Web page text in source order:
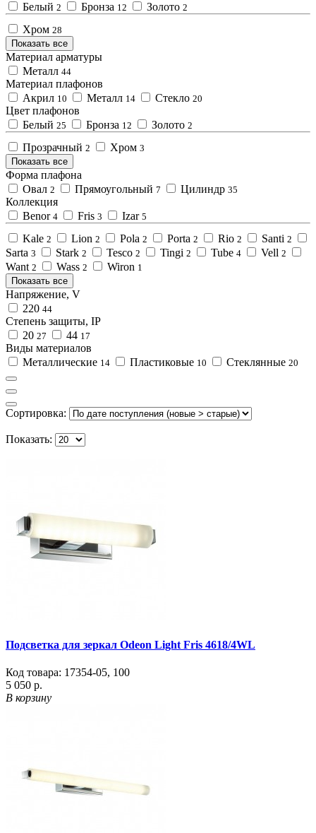
Белый 2 Бронза 12 Золото 2
Хром 28
Показать все
Материал арматуры
Металл 44
Материал плафонов
Акрил 10 Металл 14 Стекло 20
Цвет плафонов
Белый 25 Бронза 12 Золото 2
Прозрачный 2 Хром 3
Показать все
Форма плафона
Овал 2 Прямоугольный 7 Цилиндр 35
Коллекция
Benor 4 Fris 3 Izar 5
Kale 2 Lion 2 Pola 2 Porta 2 Rio 2 Santi 2
Sarta 3 Stark 2 Tesco 2 Tingi 2 Tube 4 Vell 2
Want 2 Wass 2 Wiron 1
Показать все
Напряжение, V
220 44
Степень защиты, IP
20 27 44 17
Виды материалов
Металлические 14 Пластиковые 10 Стеклянные 20
Сортировка:
Показать:
Подсветка для зеркал Odeon Light Fris 4618/4WL
Код товара: 17354-05, 100
5 050 р.
В корзину